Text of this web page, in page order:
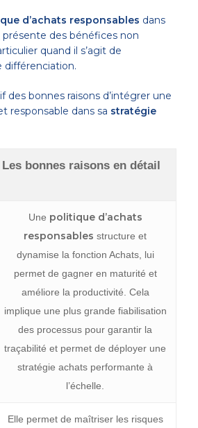
d’achats responsables dans
présente des bénéfices non
quand il s’agit de
des bonnes raisons d’intégrer une
responsable dans sa stratégie
Les bonnes raisons en détail
Une politique d’achats
responsables structure et
dynamise la fonction Achats, lui
permet de gagner en maturité et
améliore la productivité. Cela
implique une plus grande fiabilisation
des processus pour garantir la
traçabilité et permet de déployer une
stratégie achats performante à
l’échelle.
Elle permet de maîtriser les risques